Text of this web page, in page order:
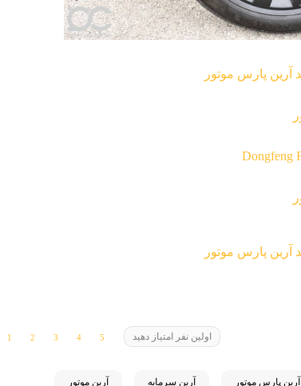
اولین نفر امتیاز دهید
آرین پارس موتور آرین سرمایه آرین موتور